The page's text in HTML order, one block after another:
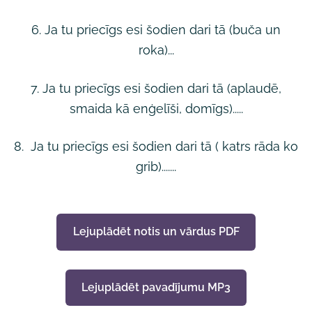
6. Ja tu priecīgs esi šodien dari tā (buča un
roka)...
7. Ja tu priecīgs esi šodien dari tā (aplaudē,
smaida kā enģelīši, domīgs).....
8. Ja tu priecīgs esi šodien dari tā ( katrs rāda ko
grib).......
Lejuplādēt notis un vārdus PDF
Lejuplādēt pavadījumu MP3